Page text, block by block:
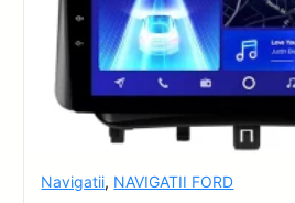
Navigatii, NAVIGATII FORD